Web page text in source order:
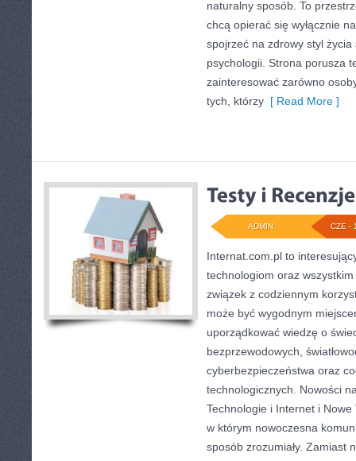
naturalny sposób. To
chcą opierać się wyłącznie
spojrzeć na zdrowy styl
psychologii. Strona porusza
zainteresować zarówno
tych, którzy [ Read More ]
CZE -
ADMIN
Internat.com.pl to
technologiom oraz
związek z codziennym
może być wygodnym
uporządkować wiedzę o
bezprzewodowych,
cyberbezpieczeństwa oraz
technologicznych. Nowości
Technologie i Internet i
w którym nowoczesna
sposób zrozumiały. Zamiast